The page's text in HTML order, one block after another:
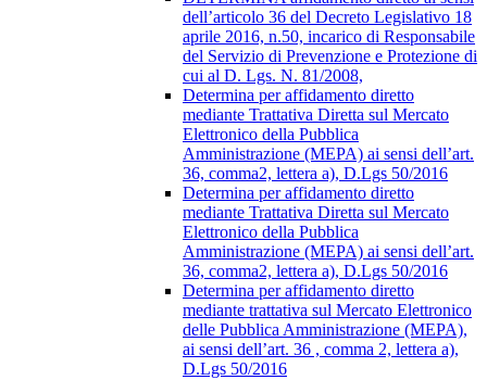
dell’articolo 36 del Decreto Legislativo 18
aprile 2016, n.50, incarico di Responsabile
del Servizio di Prevenzione e Protezione di
cui al D. Lgs. N. 81/2008,
Determina per affidamento diretto
mediante Trattativa Diretta sul Mercato
Elettronico della Pubblica
Amministrazione (MEPA) ai sensi dell’art.
36, comma2, lettera a), D.Lgs 50/2016
Determina per affidamento diretto
mediante Trattativa Diretta sul Mercato
Elettronico della Pubblica
Amministrazione (MEPA) ai sensi dell’art.
36, comma2, lettera a), D.Lgs 50/2016
Determina per affidamento diretto
mediante trattativa sul Mercato Elettronico
delle Pubblica Amministrazione (MEPA),
ai sensi dell’art. 36 , comma 2, lettera a),
D.Lgs 50/2016